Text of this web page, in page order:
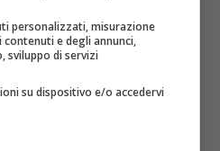
personalizzati, misurazione
e degli annunci,
sviluppo di servizi
su dispositivo e/o accedervi